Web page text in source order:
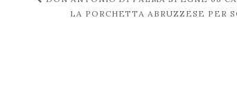
postLA PORCHETTA ABRUZZESE PER